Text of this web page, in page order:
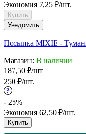
Экономия 7,25 ₽/шт.
Купить
Уведомить
Посыпка MIXIE -
Магазин: В наличии
187,50 ₽/шт.
250 ₽/шт.
?
- 25%
Экономия 62,50 ₽/шт.
Купить